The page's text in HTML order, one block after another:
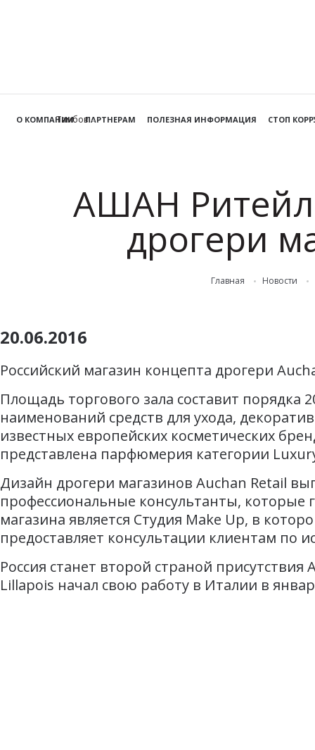
Тамбов
О КОМПАНИИ ПАРТНЕРАМ ПОЛЕЗНАЯ ИНФОРМАЦИЯ СТОП
АШАН Ритейл
дрогери
Главная Новости
20.06.2016
Российский магазин концепта дрогери
Площадь торгового зала составит порядка
наименований средств для ухода,
известных европейских косметических
представлена парфюмерия категории
Дизайн дрогери магазинов Auchan Retail
профессиональные консультанты,
магазина является Студия Make Up, в
предоставляет консультации клиентам по
Россия станет второй страной
Lillapois начал свою работу в Италии в